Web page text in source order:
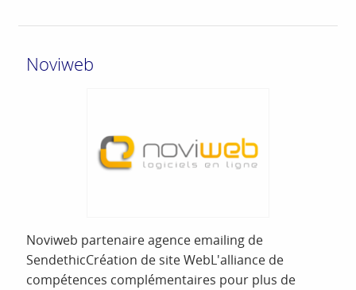
Noviweb
Noviweb partenaire agence emailing de
SendethicCréation de site WebL'alliance de
compétences complémentaires pour plus de